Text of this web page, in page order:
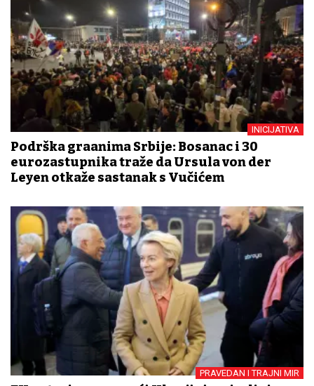
INICIJATIVA
Podrška građanima Srbije: Bosanac i 30
eurozastupnika traže da Ursula von der
Leyen otkaže sastanak s Vučićem
PRAVEDAN I TRAJNI MIR